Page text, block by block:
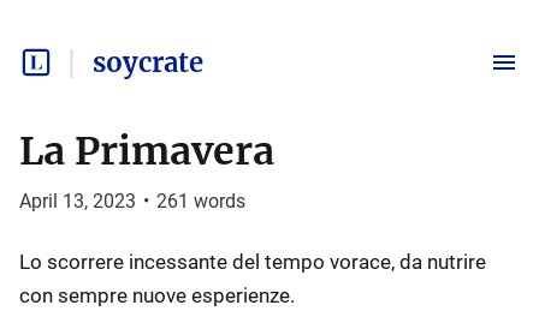
soycrate
La Primavera
April 13, 2023 • 261 words
Lo scorrere incessante del tempo vorace, da nutrire
con sempre nuove esperienze.